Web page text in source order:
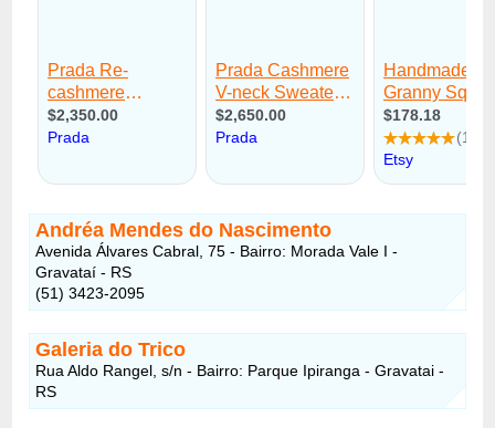
Andréa Mendes do Nascimento
Avenida Álvares Cabral, 75 - Bairro: Morada Vale I -
Gravataí - RS
(51) 3423-2095
Galeria do Trico
Rua Aldo Rangel, s/n - Bairro: Parque Ipiranga - Gravatai -
RS